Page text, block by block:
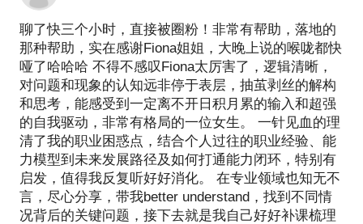
聊了快三个小时，直接被圈粉！非常有帮助，落地的
那种帮助，实在感谢Fiona姐姐，大晚上说的喉咙都快
哑了哈哈哈 不得不感叹Fiona太厉害了，逻辑清晰，
对问题和现象的认知远非停于表层，抽茧剥丝的解构
和思考，能感受到一定离不开日积月累的输入和超强
的自我驱动，非常有格局的一位女生。 一针见血的理
清了我的职业困惑点，结合个人过往的职业经验、能
力模型到未来发展路径及如何打通能力闭环，特别有
启发，值得我反复听好好消化。 在专业领域也知无不
言，尽心分享，带我better understand，找到不同情
况背后的关键问题，接下去就是我自己好好补课梳理